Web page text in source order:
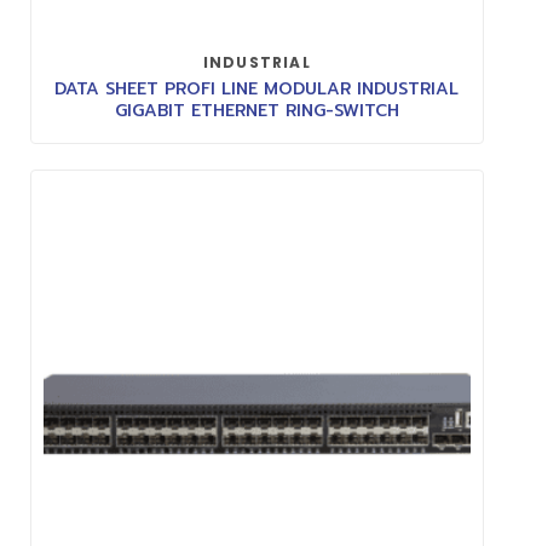
INDUSTRIAL
DATA SHEET PROFI LINE MODULAR INDUSTRIAL
GIGABIT ETHERNET RING-SWITCH